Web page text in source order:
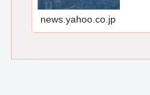
news.yahoo.co.jp